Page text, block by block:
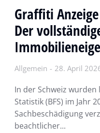
Graffiti
Der
Allgemein 28. April
In der Schweiz
Statistik (BFS) im Jahr
Sachbeschädigung
beachtlicher...